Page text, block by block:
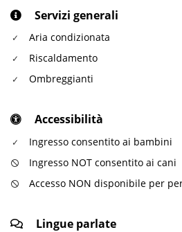
Servizi generali
Aria condizionata
Riscaldamento
Ombreggianti
Accessibilità
Ingresso consentito ai bambini
Ingresso NOT consentito ai cani
Accesso NON disponibile per
Lingue parlate